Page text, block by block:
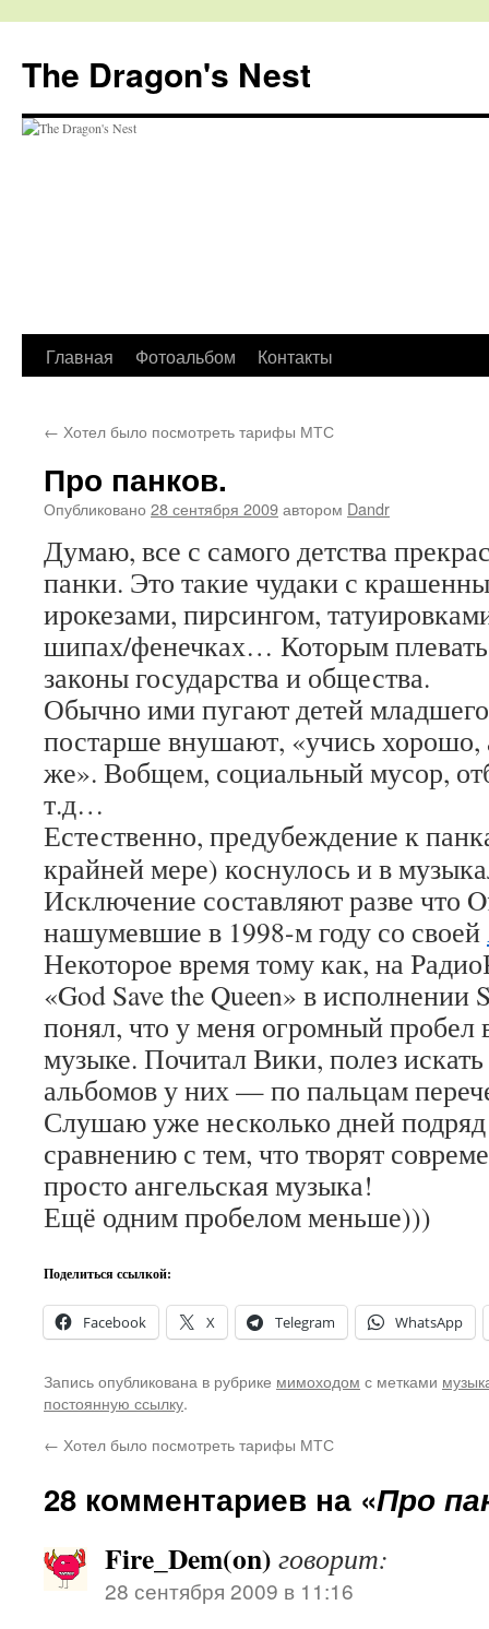
The Dragon's Nest
Перейти
содержимому
Главная Фотоальбом Контакты
← Хотел было посмотреть тарифы МТС
Про панков.
Опубликовано 28 сентября 2009автором Dandr
Думаю, все с самого детства
панки. Это такие чудаки с
ирокезами, пирсингом,
шипах/фенечках… Которым плевать
законы государства и общества.
Обычно ими пугают детей младшего
постарше внушают, «учись хорошо,
же». Вобщем, социальный мусор,
т.д…
Естественно, предубеждение к
крайней мере) коснулось и в
Исключение составляют разве что
нашумевшие в 1998-м году со своей
Некоторое время тому как, на
«God Save the Queen» в исполнении
понял, что у меня огромный пробел
музыке. Почитал Вики, полез
альбомов у них — по пальцам
Слушаю уже несколько дней
сравнению с тем, что творят
просто ангельская музыка!
Ещё одним пробелом меньше)))
Поделиться ссылкой:
Facebook X Telegram WhatsApp
Запись опубликована в рубрике мимоходом с метками
постоянную ссылку.
← Хотел было посмотреть тарифы МТС
28 комментариев на «Про
Fire_Dem(on) говорит:
28 сентября 2009 в 11:16